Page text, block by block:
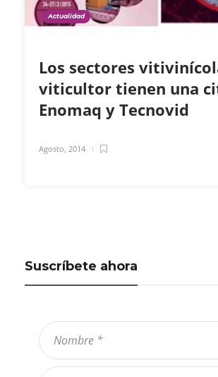
Actualidad
Los sectores
viticultor tienen una
Enomaq y Tecnovid
Agosto, 2014
Suscríbete ahora